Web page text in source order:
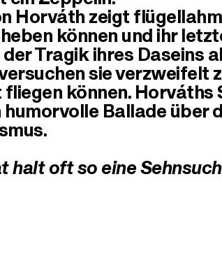
Horváth zeigt
können und ihr
Tragik ihres Daseins
sie verzweifelt
fliegen können.
humorvolle Ballade über
halt oft so eine